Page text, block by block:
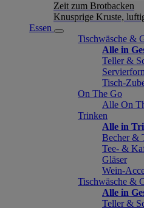
Zeit zum Brotbacken
Knusprige Kruste,
Essen
Tischwäsche &
Alle in
Teller &
Tisch-
On The Go
Alle On
Trinken
Alle in
Becher &
Tee- &
Gläser
Wein-
Tischwäsche &
Alle in
Teller &